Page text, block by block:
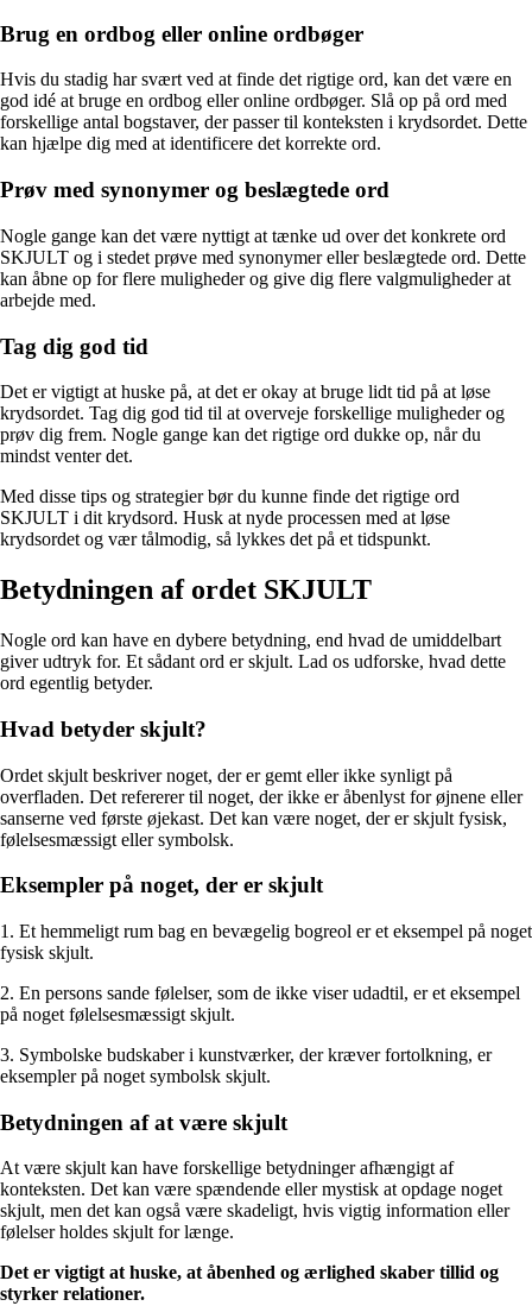
Brug en ordbog eller online ordbøger
Hvis du stadig har svært ved at finde det rigtige ord, kan det være en
god idé at bruge en ordbog eller online ordbøger. Slå op på ord med
forskellige antal bogstaver, der passer til konteksten i krydsordet. Dette
kan hjælpe dig med at identificere det korrekte ord.
Prøv med synonymer og beslægtede ord
Nogle gange kan det være nyttigt at tænke ud over det konkrete ord
SKJULT og i stedet prøve med synonymer eller beslægtede ord. Dette
kan åbne op for flere muligheder og give dig flere valgmuligheder at
arbejde med.
Tag dig god tid
Det er vigtigt at huske på, at det er okay at bruge lidt tid på at løse
krydsordet. Tag dig god tid til at overveje forskellige muligheder og
prøv dig frem. Nogle gange kan det rigtige ord dukke op, når du
mindst venter det.
Med disse tips og strategier bør du kunne finde det rigtige ord
SKJULT i dit krydsord. Husk at nyde processen med at løse
krydsordet og vær tålmodig, så lykkes det på et tidspunkt.
Betydningen af ordet SKJULT
Nogle ord kan have en dybere betydning, end hvad de umiddelbart
giver udtryk for. Et sådant ord er skjult. Lad os udforske, hvad dette
ord egentlig betyder.
Hvad betyder skjult?
Ordet skjult beskriver noget, der er gemt eller ikke synligt på
overfladen. Det refererer til noget, der ikke er åbenlyst for øjnene eller
sanserne ved første øjekast. Det kan være noget, der er skjult fysisk,
følelsesmæssigt eller symbolsk.
Eksempler på noget, der er skjult
1. Et hemmeligt rum bag en bevægelig bogreol er et eksempel på noget
fysisk skjult.
2. En persons sande følelser, som de ikke viser udadtil, er et eksempel
på noget følelsesmæssigt skjult.
3. Symbolske budskaber i kunstværker, der kræver fortolkning, er
eksempler på noget symbolsk skjult.
Betydningen af at være skjult
At være skjult kan have forskellige betydninger afhængigt af
konteksten. Det kan være spændende eller mystisk at opdage noget
skjult, men det kan også være skadeligt, hvis vigtig information eller
følelser holdes skjult for længe.
Det er vigtigt at huske, at åbenhed og ærlighed skaber tillid og
styrker relationer.